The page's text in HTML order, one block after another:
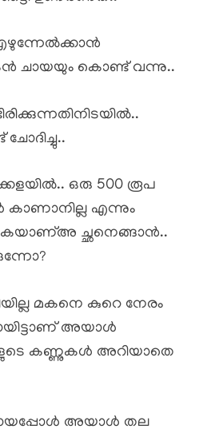
ചായയും കൊണ്ട് വന്നു..
ഒരു 500 രൂപ
കാണാനില്ല എന്നും
ച്ഛനെങ്ങാൻ..
മകനെ കുറെ നേരം
അയാൾ
കണ്ണുകൾ അറിയാതെ
അയാൾ തല